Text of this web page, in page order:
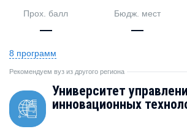
Прох. балл
—
Бюдж. мест
—
8 программ
Рекомендуем вуз из другого региона
Университет
инновационных